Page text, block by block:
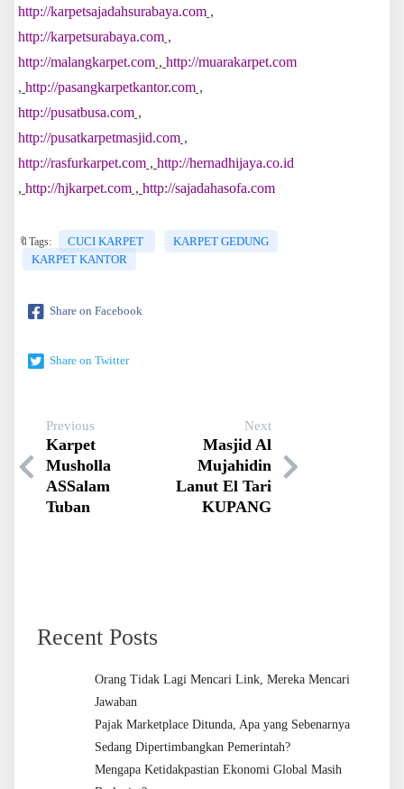
http://karpetsajadahsurabaya.com ,
http://karpetsurabaya.com ,
http://malangkarpet.com , http://muarakarpet.com
, http://pasangkarpetkantor.com ,
http://pusatbusa.com ,
http://pusatkarpetmasjid.com ,
http://rasfurkarpet.com , http://hernadhijaya.co.id
, http://hjkarpet.com , http://sajadahasofa.com
🔖Tags: CUCI KARPET
KARPET GEDUNG
KARPET KANTOR
Share on Facebook
Share on Twitter
Previous
Karpet
Musholla
ASSalam
Tuban
Next
Masjid Al
Mujahidin
Lanut El Tari
KUPANG
Recent Posts
Orang Tidak Lagi Mencari Link, Mereka Mencari
Jawaban
Pajak Marketplace Ditunda, Apa yang Sebenarnya
Sedang Dipertimbangkan Pemerintah?
Mengapa Ketidakpastian Ekonomi Global Masih